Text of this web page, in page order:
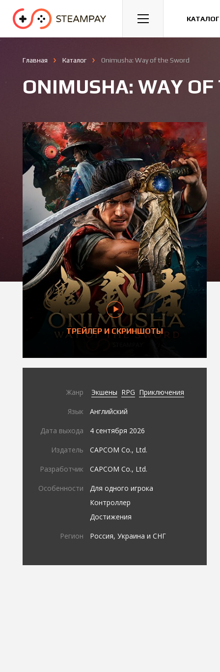
Спорт Гонки Казуальные
Главная Каталог Onimusha: Way of the Sword
ONIMUSHA: WAY OF
ТРЕЙЛЕР И СКРИНШОТЫ
Жанр Экшены RPG Приключения
Язык Английский
Дата выхода 4 сентября 2026
Издатель CAPCOM Co., Ltd.
Разработчик CAPCOM Co., Ltd.
Особенности
Для одного игрока
Контроллер
Достижения
Регион Россия, Украина и СНГ